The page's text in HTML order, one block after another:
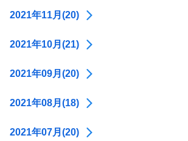
2021年11月(20)
2021年10月(21)
2021年09月(20)
2021年08月(18)
2021年07月(20)